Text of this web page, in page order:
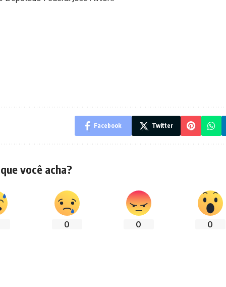
Facebook Twitter
você acha?
0 0 0